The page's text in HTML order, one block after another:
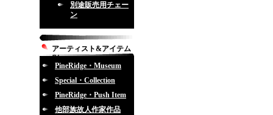
別途販売用チェー
ン
アーティスト&アイテム
別
PineRidge・Museum
Special・Collection
PineRidge・Push Item
他部族故人作家作品